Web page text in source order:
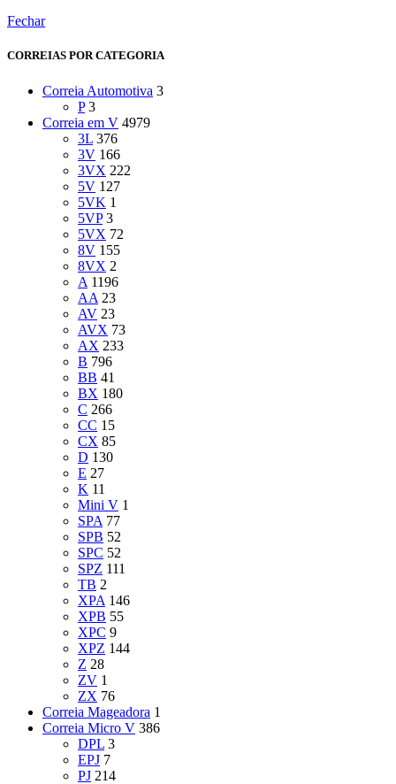
Fechar
CORREIAS POR CATEGORIA
Correia Automotiva 3
P 3
Correia em V 4979
3L 376
3V 166
3VX 222
5V 127
5VK 1
5VP 3
5VX 72
8V 155
8VX 2
A 1196
AA 23
AV 23
AVX 73
AX 233
B 796
BB 41
BX 180
C 266
CC 15
CX 85
D 130
E 27
K 11
Mini V 1
SPA 77
SPB 52
SPC 52
SPZ 111
TB 2
XPA 146
XPB 55
XPC 9
XPZ 144
Z 28
ZV 1
ZX 76
Correia Mageadora 1
Correia Micro V 386
DPL 3
EPJ 7
PJ 214